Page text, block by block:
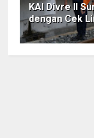
KAI Divre II
dengan Cek